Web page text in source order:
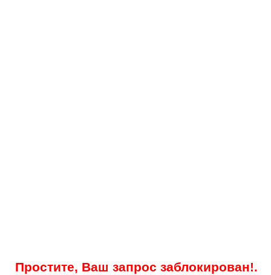
Простите, Ваш запрос заблокирован!.